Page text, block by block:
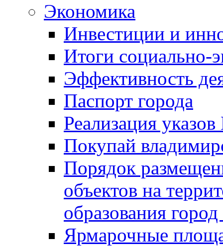
Экономика
Инвестиции и
Итоги социально-
Эффективность
Паспорт города
Реализация
Покупай
Порядок
объектов на
образования
Ярмарочные